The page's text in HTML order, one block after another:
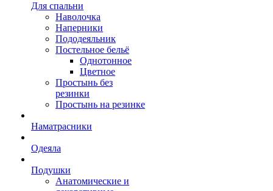
Для спальни
Наволочка
Наперники
Пододеяльник
Постельное бельё
Однотонное
Цветное
Простынь без
резинки
Простынь на резинке
Наматрасники
Одеяла
Подушки
Анатомические и